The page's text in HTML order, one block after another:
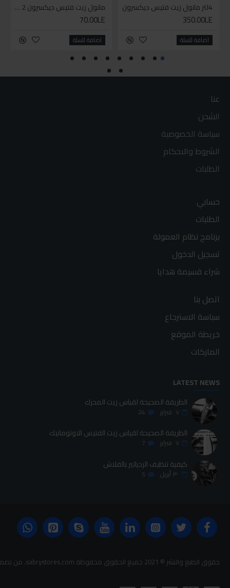
4لتر مانول زيت فتيس ديكسرون
350.00LE
اضافة للسلة
مانول زيت فتيس ديكسرون 2 لتر واحد
70.00LE
اضافة للسلة
عنا
الشحن
سياسة الخصوصية
الشروط والاحكام
الطلبات
حسابي
الطلبات
برنامج نظام العمولة
تسجيل الدخول
شراء قسيمة هدايا
اتصل بنا
سياسة الاسترجاع
خريطة الموقع
الماركات
LATEST NEWS
الطريقة الصحيحة لقياس زيت المحرك
٠٧ فبراير 24
الطريقة الصحيحة لقياس زيت الفتيس الاوتوماتيك
٠٧ فبراير 7
كيفية تنظيف الردياتير بالفلاش
٣٠ أبريل 5
حقوق الطبع والنشر © 2021 جميع الحقوق محفوظة sabrystores.com. من تصميم-